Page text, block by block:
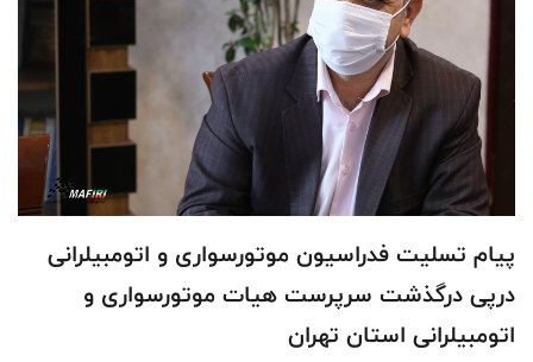
پیام تسلیت فدراسیون موتورسواری و اتومبیلرانی
درپی درگذشت سرپرست هیات موتورسواری و
اتومبیلرانی استان تهران